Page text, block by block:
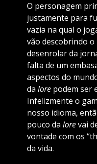
O personagem
justamente para
vazia na qual o
vão descobrindo
desenrolar da
falta de um
aspectos do
da lore podem ser
Infelizmente o
nosso idioma,
pouco da lorevai
vontade com os
da vida.